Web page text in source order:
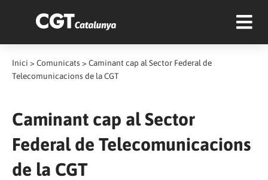
Inici > Comunicats > Caminant cap al Sector Federal de
Telecomunicacions de la CGT
Caminant cap al Sector
Federal de Telecomunicacions
de la CGT